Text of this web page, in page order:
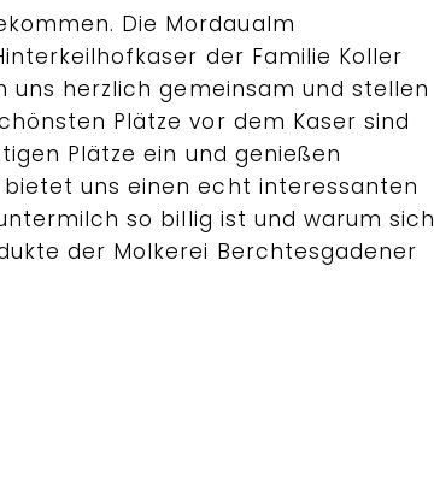
Die Mordaualm
der Familie Koller
uns herzlich gemeinsam und stellen
Plätze vor dem Kaser sind
Plätze ein und genießen
uns einen echt interessanten
so billig ist und warum sich
der Molkerei Berchtesgadener